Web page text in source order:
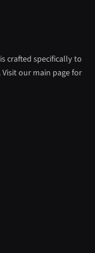
crafted specifically to
our main page for